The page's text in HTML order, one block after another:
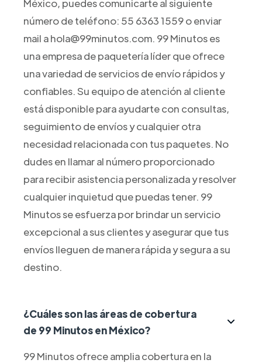
México, puedes comunicarte al siguiente
número de teléfono: 55 6363 1559 o enviar
mail a hola@99minutos.com. 99 Minutos es
una empresa de paquetería líder que ofrece
una variedad de servicios de envío rápidos y
confiables. Su equipo de atención al cliente
está disponible para ayudarte con consultas,
seguimiento de envíos y cualquier otra
necesidad relacionada con tus paquetes. No
dudes en llamar al número proporcionado
para recibir asistencia personalizada y resolver
cualquier inquietud que puedas tener. 99
Minutos se esfuerza por brindar un servicio
excepcional a sus clientes y asegurar que tus
envíos lleguen de manera rápida y segura a su
destino.
¿Cuáles son las áreas de cobertura
de 99 Minutos en México?
99 Minutos ofrece amplia cobertura en la